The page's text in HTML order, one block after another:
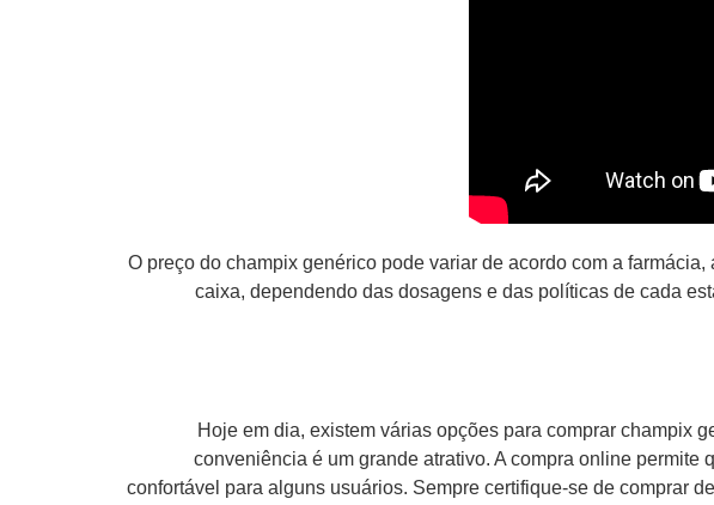
O preço do champix genérico pode variar de acordo com a
caixa, dependendo das dosagens e das políticas de cada
Hoje em dia, existem várias opções para comprar champix
conveniência é um grande atrativo. A compra online
confortável para alguns usuários. Sempre certifique-se de comprar